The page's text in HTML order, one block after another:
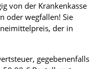
von der Krankenkasse
oder wegfallen! Sie
der in
gegebenenfalls